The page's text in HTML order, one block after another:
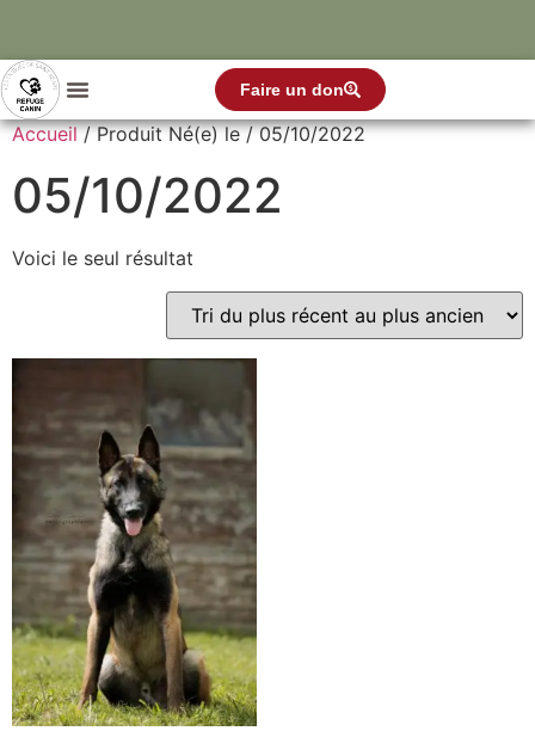
Faire un don
Accueil/ Produit Né(e) le / 05/10/2022
05/10/2022
Voici le seul résultat